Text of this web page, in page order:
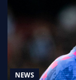
NEWS